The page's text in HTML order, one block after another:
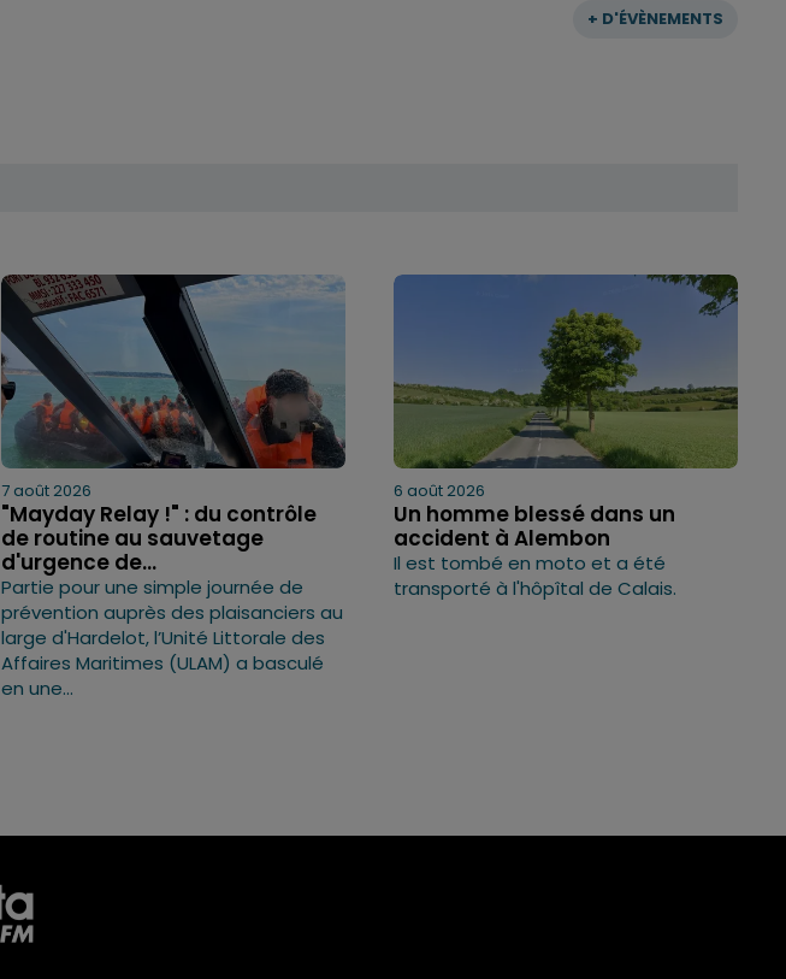
+ D'ÉVÈNEMENTS
7 août 2026
"Mayday Relay !" : du contrôle
de routine au sauvetage
d'urgence de...
Partie pour une simple journée de
prévention auprès des plaisanciers au
large d'Hardelot, l’Unité Littorale des
Affaires Maritimes (ULAM) a basculé
en une...
6 août 2026
Un homme blessé dans un
accident à Alembon
Il est tombé en moto et a été
transporté à l'hôpîtal de Calais.